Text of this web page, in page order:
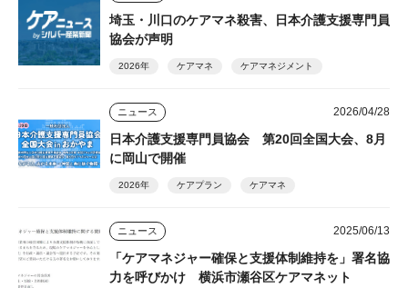
埼玉・川口のケアマネ殺害、日本介護支援専門員
協会が声明
2026年 ケアマネ ケアマネジメント
ニュース 2026/04/28
日本介護支援専門員協会 第20回全国大会、8月
に岡山で開催
2026年 ケアプラン ケアマネ
ニュース 2025/06/13
「ケアマネジャー確保と支援体制維持を」署名協
力を呼びかけ 横浜市瀬谷区ケアマネット